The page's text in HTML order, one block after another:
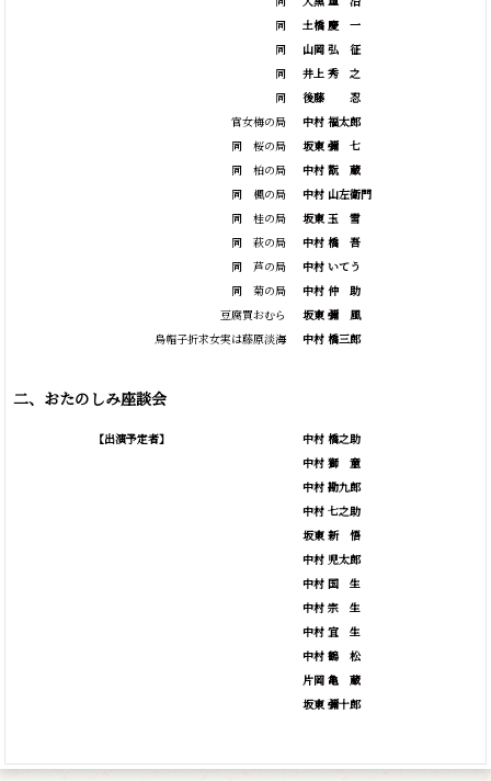
同
同
同
同
官女梅の局
同 桜の局
同 柏の局
同 楓の局
同 桂の局
同 萩の局
同 芦の局
同 菊の局
豆腐買おむら
烏帽子折求女実は藤原淡海
土橋 慶
一
山岡 弘
征
井上 秀
之
後藤
忍
中村 福太郎
坂東 彌
七
中村 翫
蔵
中村 山左衛門
坂東 玉
雪
中村 橋
吾
中村 いてう
中村 仲
助
坂東 彌
風
中村 橋三郎
二、おたのしみ座談会
【出演予定者】
中村 橋之助
中村 獅
童
中村 勘九郎
中村 七之助
坂東 新
悟
中村 児太郎
中村 国
生
中村 宗
生
中村 宜
生
中村 鶴
松
片岡 亀
蔵
坂東 彌十郎